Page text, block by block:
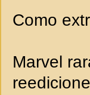
Como
Marvel